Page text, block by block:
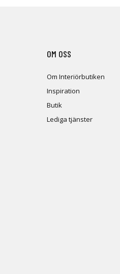
OM OSS
Om Interiörbutiken
Inspiration
Butik
Lediga tjänster